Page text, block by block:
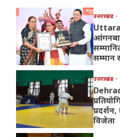
उत्तराखंड
सम्मान
उत्तराखंड
विजेता